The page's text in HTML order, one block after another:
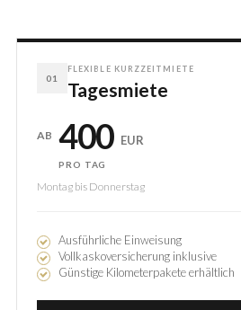
01
FLEXIBLE KURZZEITMIETE
Tagesmiete
AB 400 EUR
PRO TAG
Montag bis Donnerstag
Ausführliche Einweisung
Vollkaskoversicherung inklusive
Günstige Kilometerpakete erhältlich